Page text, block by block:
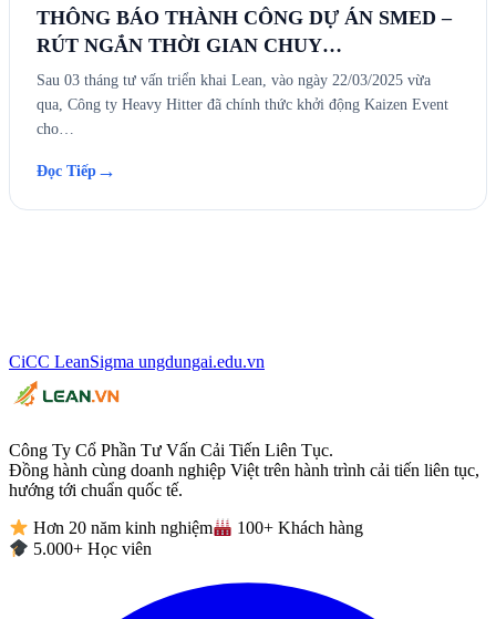
THÔNG BÁO THÀNH CÔNG DỰ ÁN SMED –
RÚT NGẮN THỜI GIAN CHUY…
Sau 03 tháng tư vấn triển khai Lean, vào ngày 22/03/2025 vừa
qua, Công ty Heavy Hitter đã chính thức khởi động Kaizen Event
cho…
Đọc Tiếp →
CiCC LeanSigma ungdungai.edu.vn
Công Ty Cổ Phần Tư Vấn Cải Tiến Liên Tục.
Đồng hành cùng doanh nghiệp Việt trên hành trình cải tiến liên tục,
hướng tới chuẩn quốc tế.
Hơn 20 năm kinh nghiệm
100+ Khách hàng
5.000+ Học viên